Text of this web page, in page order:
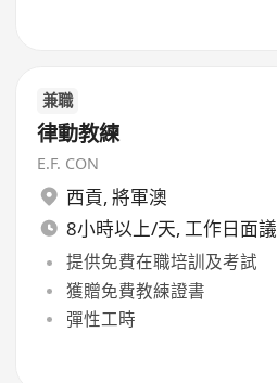
兼職
律動教練
E.F. CON
西貢, 將軍澳
8小時以上/天, 工作日面議
提供免費在職培訓及考試
獲贈免費教練證書
彈性工時